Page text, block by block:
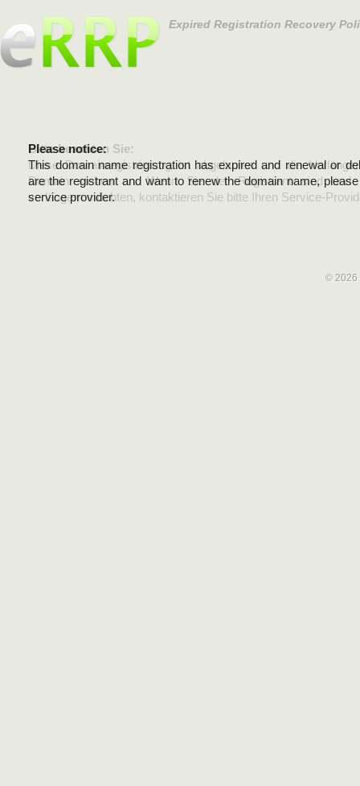
Expired Registration Recovery
Please notice:
This domain name registration has expired and renewal or
are the registrant and want to renew the domain name,
service provider.
Bitte beachten Sie:
Diese Domainregistrierung ist abgelaufen und die
Domain stehen an. Wenn Sie der Registrant sind und
verlängern möchten, kontaktieren Sie bitte Ihren Service-
© 2026